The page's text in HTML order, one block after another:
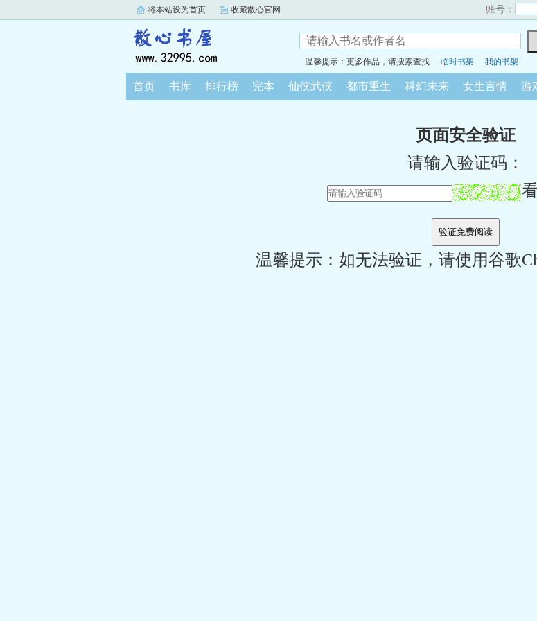
将本站设为首页 收藏散心官网 账号：
温馨提示：更多作品，请搜索查找 临时书架 我的书架
首页 书库 排行榜 完本 仙侠武侠 都市重生 科幻未来 女生言情 游
页面安全验证
请输入验证码：
温馨提示：如无法验证，请使用谷歌